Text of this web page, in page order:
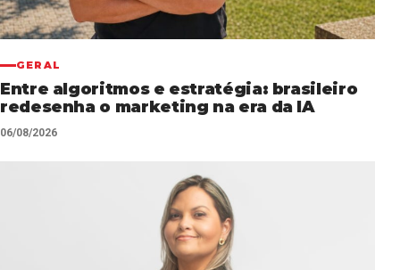
GERAL
Entre algoritmos e estratégia: brasileiro
redesenha o marketing na era da IA
06/08/2026